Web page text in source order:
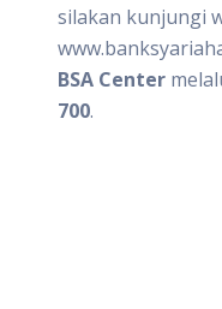
silakan kunjungi
BSA Center
700.